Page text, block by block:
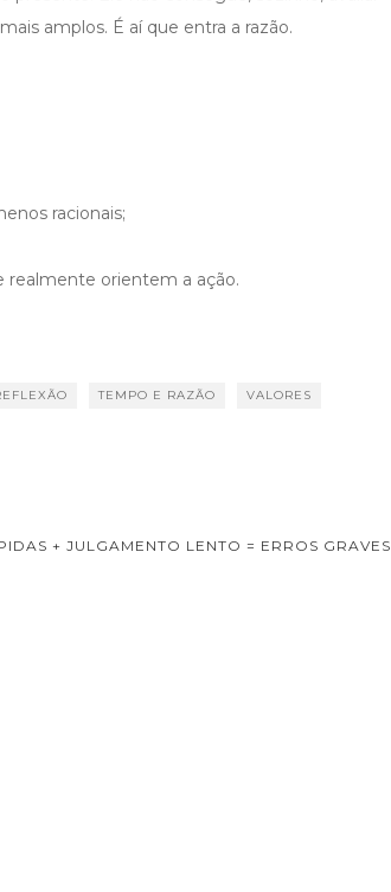
amplos. É aí que entra a razão.
racionais;
realmente orientem a ação.
TEMPO E RAZÃO VALORES
+ JULGAMENTO LENTO = ERROS GRAVES